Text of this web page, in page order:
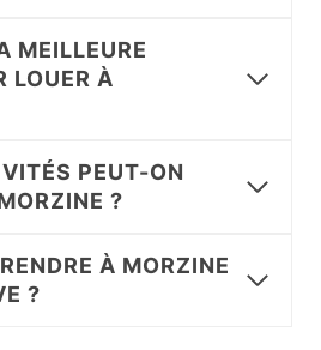
MEILLEURE
LOUER À
PEUT-ON
?
À MORZINE
?